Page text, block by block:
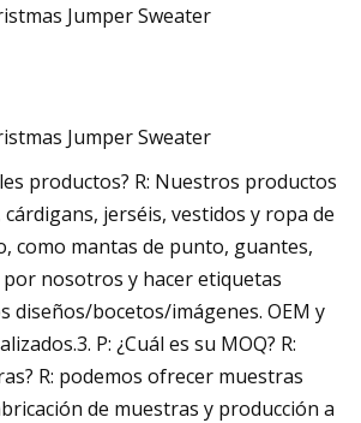
productos? R: Nuestros productos
jerséis, vestidos y ropa de
como mantas de punto, guantes,
por nosotros y hacer etiquetas
diseños/bocetos/imágenes. OEM y
P: ¿Cuál es su MOQ? R:
R: podemos ofrecer muestras
de muestras y producción a